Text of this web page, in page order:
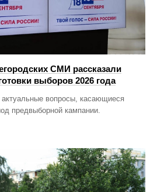
СМИ рассказали
выборов 2026 года
вопросы, касающиеся
предвыборной кампании.